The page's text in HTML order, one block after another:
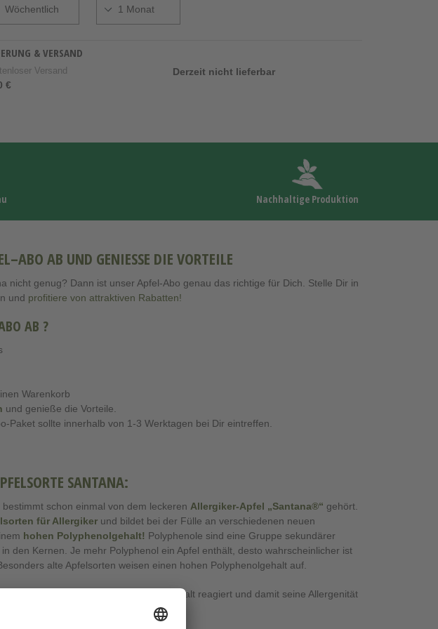
& VERSAND
Versand
€
Derzeit nicht lieferbar
Nachhaltige Produktion
AB UND GENIESSE DIE VORTEILE
nicht genug? Dann ist unser Apfel-Abo genau das richtige für Dich. Stelle Dir in
und profitiere von attraktiven Rabatten!
AB ?
Warenkorb
und genieße die Vorteile.
Paket sollte innerhalb von 1-3 Werktagen bei Dir eintreffen.
SANTANA:
schon einmal von dem leckeren Allergiker-Apfel „Santana®“ gehört.
für Allergiker und bildet bei der Fülle an verschiedenen neuen
hohen Polyphenolgehalt! Polyphenole sind eine Gruppe sekundärer
den Kernen. Je mehr Polyphenol ein Apfel enthält, desto wahrscheinlicher ist
alte Apfelsorten weisen einen hohen Polyphenolgehalt auf.
„Mal d1“ mit dem Polyphenolgehalt reagiert und damit seine Allergenität